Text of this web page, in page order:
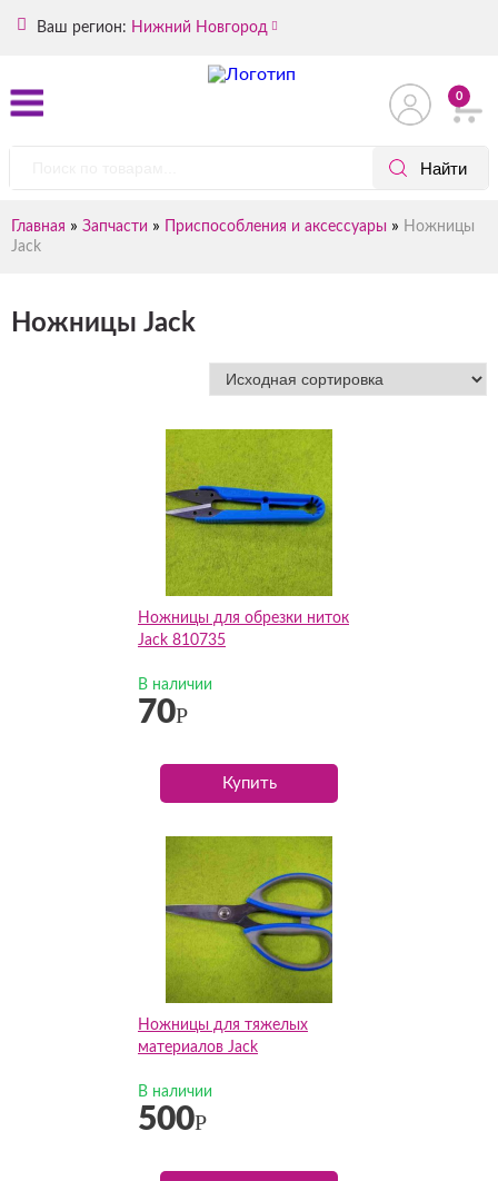
Ваш регион: Нижний Новгород
0
Главная » Запчасти » Приспособления и аксессуары » Ножницы
Jack
Ножницы Jack
Ножницы для обрезки ниток
Jack 810735
В наличии
70Р
Купить
Ножницы для тяжелых
материалов Jack
В наличии
500Р